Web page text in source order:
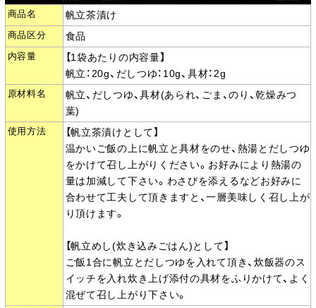
商品名 帆立茶漬け
商品区分 食品
内容量
【1袋あたりの内容量】
帆立：20g、だしつゆ：10g、具材：2g
原材料名
帆立、だしつゆ、具材(あられ、ごま、のり、乾燥みつ
葉)
使用方法
【帆立茶漬けとして】
温かいご飯の上に帆立と具材をのせ、熱湯とだしつゆ
をかけて召し上がりください。お好みにより熱湯の
量は加減して下さい。わさびを添えるなどお好みに
合わせて工夫して頂きますと、一層美味しく召し上が
り頂けます。
【帆立めし(炊き込みごはん)として】
ご飯1合に帆立とだしつゆを入れて頂き、炊飯器のス
イッチを入れ炊き上げ添付の具材をふりかけて、よく
混ぜて召し上がり下さい。